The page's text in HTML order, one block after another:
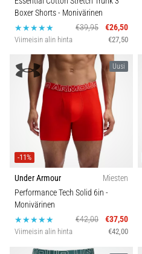
Boxer Shorts- Monivärinen
€39,95
€26,50
Viimeisin alin hinta €27,50
Uusi
-11%
Under Armour
Miesten
Performance Tech Solid 6in -
Monivärinen
€42,00
€37,50
Viimeisin alin hinta €42,00